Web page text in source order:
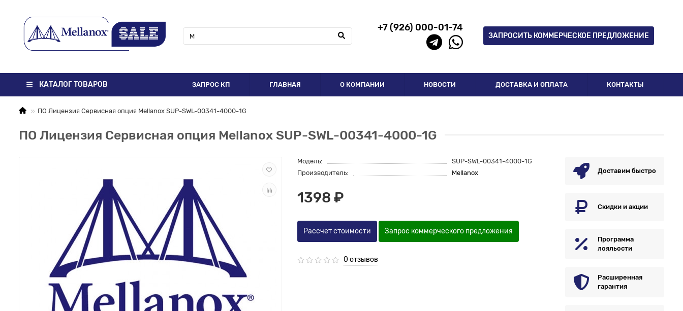
+7 (926) 000-01-74
ЗАПРОСИТЬ КОММЕРЧЕСКОЕ ПРЕДЛОЖЕНИЕ
КАТАЛОГ ТОВАРОВ ЗАПРОС КП ГЛАВНАЯ О КОМПАНИИ НОВОСТИ ДОСТАВКА И ОПЛАТА КОНТАКТЫ
ПО Лицензия Сервисная опция Mellanox SUP-SWL-00341-4000-1G
ПО Лицензия Сервисная опция Mellanox SUP-SWL-00341-4000-1G
Модель:
SUP-SWL-00341-4000-1G
Производитель:
Mellanox
1398 ₽
Рассчет стоимости Запрос коммерческого предложения
0 отзывов
Доставим быстро
Скидки и акции
Программа
лояльости
Расширенная
гарантия